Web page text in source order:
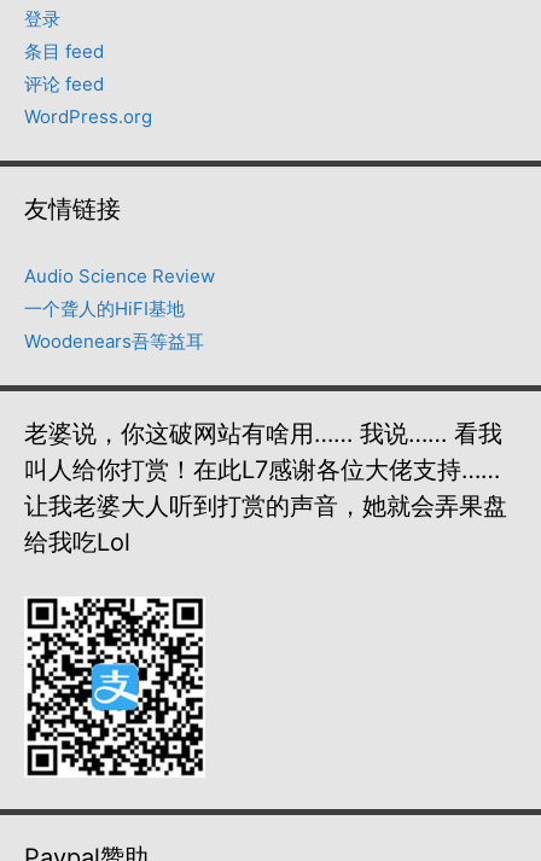
登录
条目 feed
评论 feed
WordPress.org
友情链接
Audio Science Review
一个聋人的HiFI基地
Woodenears吾等益耳
老婆说，你这破网站有啥用…… 我说…… 看我
叫人给你打赏！在此L7感谢各位大佬支持……
让我老婆大人听到打赏的声音，她就会弄果盘
给我吃lol